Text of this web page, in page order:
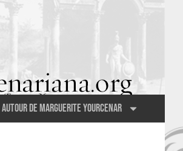
Autour de Marguerite Yourcenar